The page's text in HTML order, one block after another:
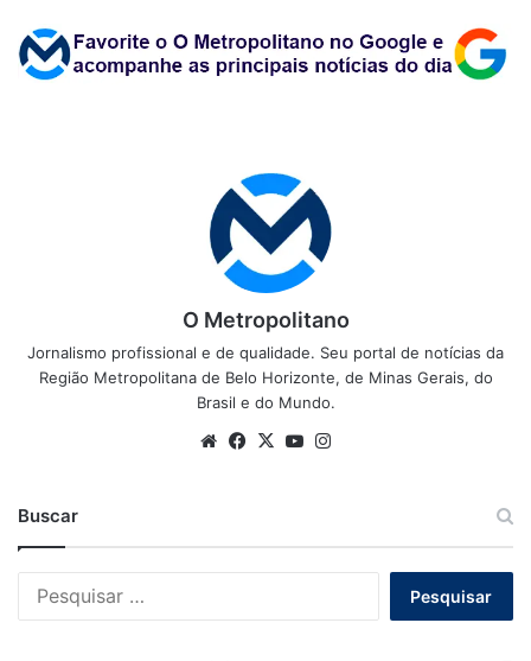
O Metropolitano
Jornalismo profissional e de qualidade. Seu portal de notícias da
Região Metropolitana de Belo Horizonte, de Minas Gerais, do
Brasil e do Mundo.
WebsiteFacebook
X YouTube
Buscar